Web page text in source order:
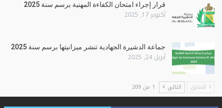
قرار إجراء امتحان الكفاءة المهنية برسم سنة 2025
أكتوبر 17, 2025
جماعة الدشيرة الجهادية تنشر ميزانيتها برسم سنة 2025
أبريل 24, 2025
السابق التالي 1 من 209